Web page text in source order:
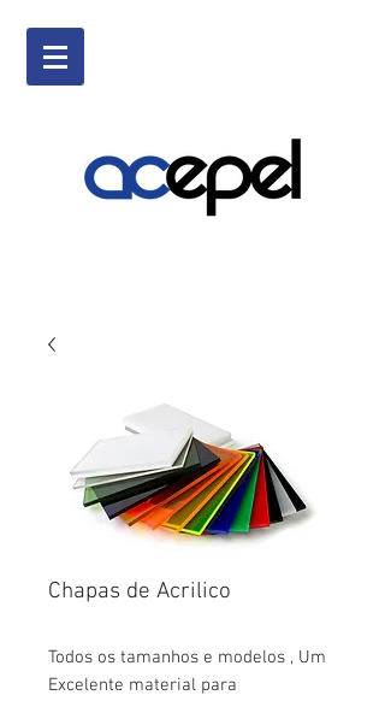
Chapas de Acrilico
Todos os tamanhos e modelos , Um
Excelente material para